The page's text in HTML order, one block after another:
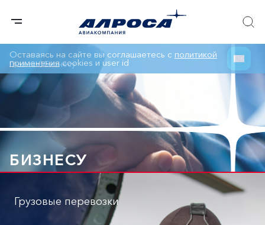
Главная Бизнесу
БИЗНЕСУ
Грузовые перевозки
Оставаясь на сайте вы соглашаетесь с политикой
примененияcookies и user id